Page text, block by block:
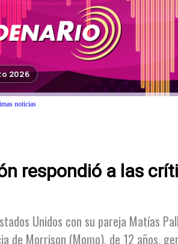
2026
noticias
respondió a las
Unidos con su pareja Matías
de Morrison (Momo), de 12 años,